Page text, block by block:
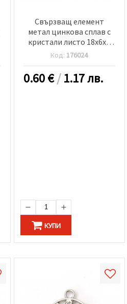
Свързващ елемент
метал цинкова сплав с
кристали листо 18x6x2
мм дупка 1 мм цвят
сребро -2 броя
Код: 176024
0.60€/1.17 лв.
КУПИ